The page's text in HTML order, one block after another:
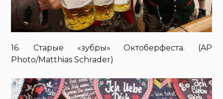
16. Старые «зубры» Октоберфеста. (AP
Photo/Matthias Schrader)